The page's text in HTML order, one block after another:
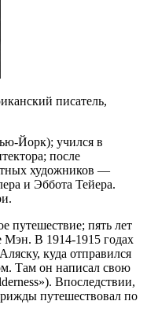
писатель,
Йорк); учился в
после
художников —
и Эббота Тейера.
путешествие; пять лет
Мэн. В 1914-1915 годах
куда отправился
Там он написал свою
Впоследствии,
путешествовал по